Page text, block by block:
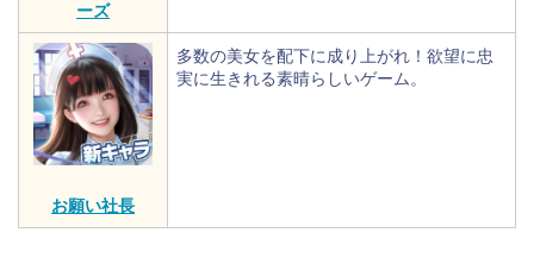
ーズ
お願い社長
多数の美女を配下に成り上がれ！欲望に忠
実に生きれる素晴らしいゲーム。